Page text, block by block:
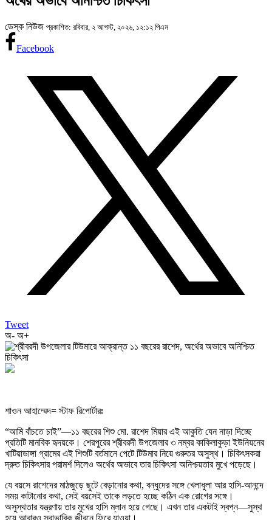
ডেস্ক নিউজ প্রকাশিত: রবিবার, ২ আগস্ট, ২০২৬, ১২:১২ পিএম
Facebook
Tweet
অ- অ+
শাওন আহাম্মেদ= স্টাফ রিপোর্টারঃ
“আমি বাঁচতে চাই”—১১ বছরের শিশু মো. রাশেদ মিয়ার এই আকুতি যেন নাড়া দিচ্ছে
প্রতিটি মানবিক হৃদয়কে। শেরপুরের শ্রীবরদী উপজেলার ৩ নম্বর কাকিলাকুড়া ইউনিয়নের
খাটিয়াডাঙ্গা গ্রামের এই শিশুটি বর্তমানে পেটে টিউমার নিয়ে গুরুতর অসুস্থ। চিকিৎসকরা
দ্রুত চিকিৎসার পরামর্শ দিলেও অর্থের অভাবে তার চিকিৎসা অনিশ্চয়তার মুখে পড়েছে।
যে বয়সে রাশেদের মাঠজুড়ে ছুটে বেড়ানোর কথা, বন্ধুদের সঙ্গে খেলাধুলা আর হাসি-আনন্দে
সময় কাটানোর কথা, সেই বয়সেই তাকে লড়তে হচ্ছে কঠিন এক রোগের সঙ্গে।
অসুস্থতার যন্ত্রণায় তার মুখের হাসি ম্লান হয়ে গেছে। এখন তার একটাই স্বপ্ন—সুস্থ